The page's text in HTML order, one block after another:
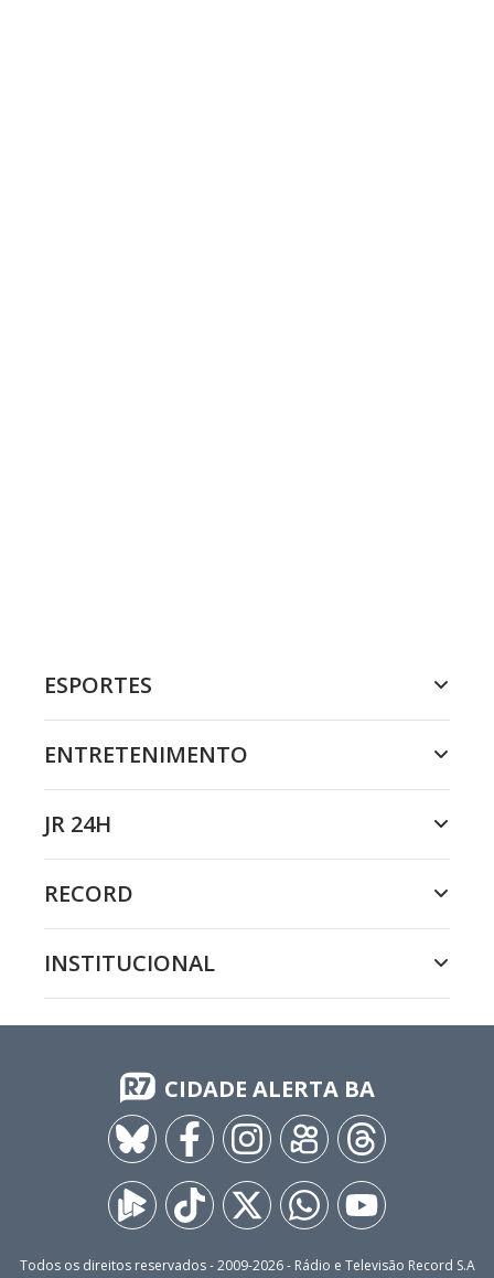
ESPORTES
ENTRETENIMENTO
JR 24H
RECORD
INSTITUCIONAL
CIDADE ALERTA BA
Todos os direitos reservados - 2009-2026- Rádio e Televisão Record S.A